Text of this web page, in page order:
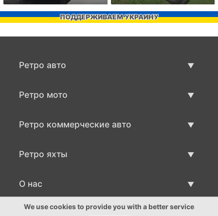
ПОДДЕРЖИВАЕМ УКРАИНУ
Ретро авто
Ретро мото
Ретро коммерческие авто
Ретро яхты
Продать ретро яхту
О нас
О нас
We use cookies to provide you with a better service